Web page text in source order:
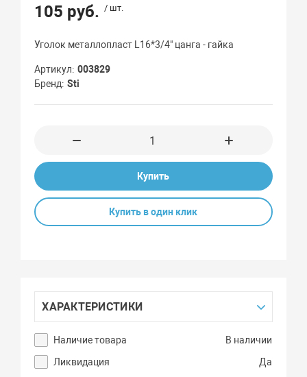
105 руб. / шт.
Уголок металлопласт L16*3/4" цанга - гайка
Артикул 003829
Бренд Sti
Купить
Купить в один клик
ХАРАКТЕРИСТИКИ
Наличие товара
В наличии
Ликвидация
Да